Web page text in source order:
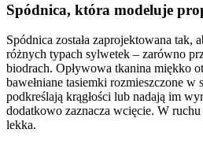
Spódnica, która modeluje
Spódnica została zaprojektowana tak,
różnych typach sylwetek – zarówno
biodrach. Opływowa tkanina miękko
bawełniane tasiemki rozmieszczone w
podkreślają krągłości lub nadają im
dodatkowo zaznacza wcięcie. W
lekka.